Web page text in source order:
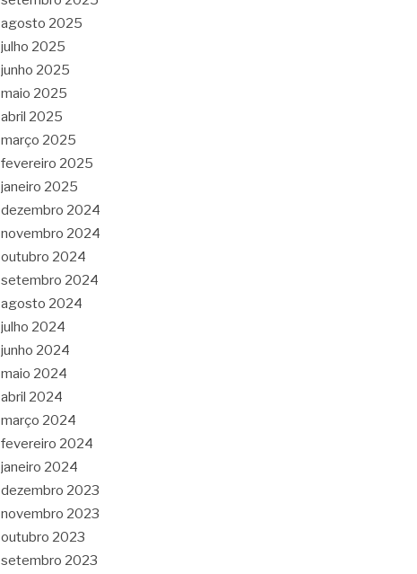
agosto 2025
julho 2025
junho 2025
maio 2025
abril 2025
março 2025
fevereiro 2025
janeiro 2025
dezembro 2024
novembro 2024
outubro 2024
setembro 2024
agosto 2024
julho 2024
junho 2024
maio 2024
abril 2024
março 2024
fevereiro 2024
janeiro 2024
dezembro 2023
novembro 2023
outubro 2023
setembro 2023